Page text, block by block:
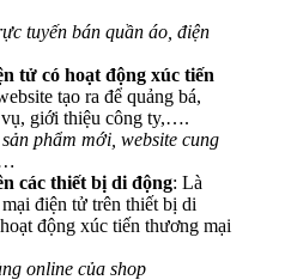
tuyến bán quần áo, điện
tử có hoạt động xúc tiến
tạo ra để quảng bá,
vụ, giới thiệu công ty,….
phẩm mới, website cung
các thiết bị di động: Là
điện tử trên thiết bị di
động xúc tiến thương mại
online của shop